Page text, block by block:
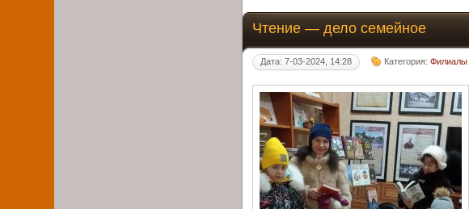
Чтение — дело семейное
Дата: 7-03-2024, 14:28 Категория:Филиалы